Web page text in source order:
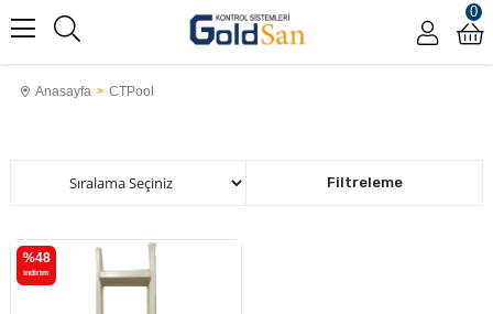
0
Anasayfa CTPool
Filtreleme
Sıralama
%48
i̇ndirim